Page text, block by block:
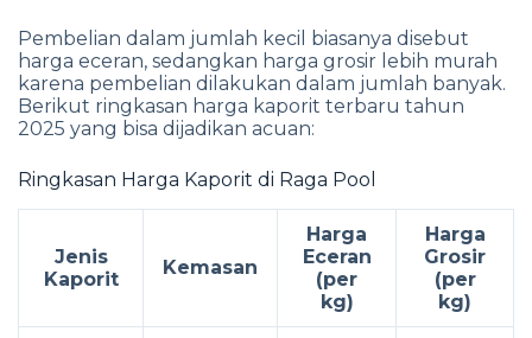
Pembelian dalam jumlah kecil biasanya disebut
harga eceran, sedangkan harga grosir lebih murah
karena pembelian dilakukan dalam jumlah banyak.
Berikut ringkasan harga kaporit terbaru tahun
2025 yang bisa dijadikan acuan:
Ringkasan Harga Kaporit di Raga Pool
Jenis
Kaporit
Kemasan
Harga
Eceran
(per
kg)
Harga
Grosir
(per
kg)